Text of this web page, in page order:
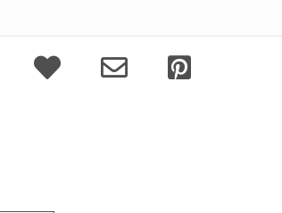
About Kontakt